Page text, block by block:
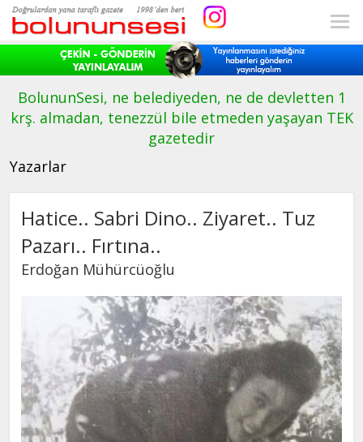
BolununSesi, ne belediyeden, ne de devletten 1
krş. almadan, tenezzül bile etmeden yaşayan TEK
gazetedir
Yazarlar
Hatice.. Sabri Dino.. Ziyaret.. Tuz
Pazarı.. Fırtına..
Erdoğan Mühürcüoğlu